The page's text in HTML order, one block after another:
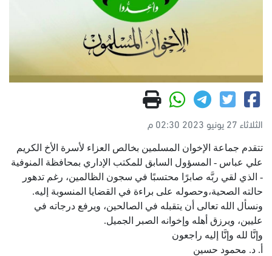
الثلاثاء 27 يونيو 2023 02:30 م
تتقدم جماعة الإخوان المسلمين بخالص العزاء لأسرة الأخ الكريم
علي عباس - المسؤول السابق للمكتب الإداري بمحافظة المنوفية
- الذي لقي ربَّه صابرًا محتسبًا في سجون الظالمين، رغم تدهور
حالته الصحية،وحصوله على براءة في القضايا المنسوبة إليه.
ونسأل الله تعالى أن يتقبله في الصالحين، ويرفع درجاته في
عليين، ويرزق أهله وإخوانه الصبر الجميل.
وإنَّا لله وإنَّا إليه راجعون
أ. د. محمود حسين